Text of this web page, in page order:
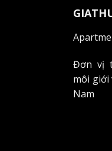
lớn của thành phố.
tâm thương mại
Đơn vị
môi giới
Nam